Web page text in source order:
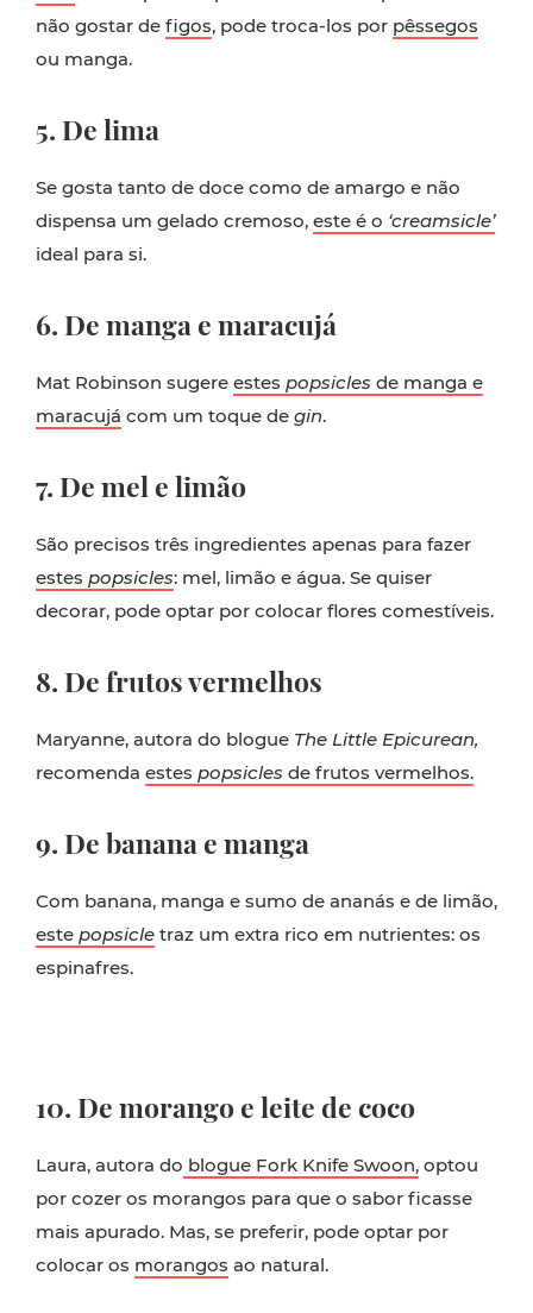
não gostar de figos, pode troca-los por pêssegos
ou manga.
5. De lima
Se gosta tanto de doce como de amargo e não
dispensa um gelado cremoso, este é o ‘creamsicle’
ideal para si.
6. De manga e maracujá
Mat Robinson sugere estes popsicles de manga e
maracujá com um toque de gin.
7. De mel e limão
São precisos três ingredientes apenas para fazer
estes popsicles: mel, limão e água. Se quiser
decorar, pode optar por colocar flores comestíveis.
8. De frutos vermelhos
Maryanne, autora do blogue The Little Epicurean,
recomenda estes popsicles de frutos vermelhos.
9. De banana e manga
Com banana, manga e sumo de ananás e de limão,
este popsicle traz um extra rico em nutrientes: os
espinafres.
10. De morango e leite de coco
Laura, autora do blogue Fork Knife Swoon, optou
por cozer os morangos para que o sabor ficasse
mais apurado. Mas, se preferir, pode optar por
colocar os morangos ao natural.